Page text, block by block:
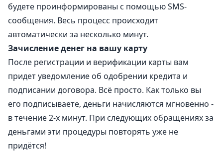
будете проинформированы с помощью SMS-
сообщения. Весь процесс происходит
автоматически за несколько минут.
Зачисление денег на вашу карту
После регистрации и верификации карты вам
придет уведомление об одобрении кредита и
подписании договора. Всё просто. Как только вы
его подписываете, деньги начисляются мгновенно -
в течение 2-х минут. При следующих обращениях за
деньгами эти процедуры повторять уже не
придётся!